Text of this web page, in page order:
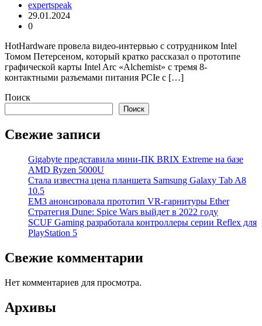
expertspeak
29.01.2024
0
HotHardware провела видео-интервью с сотрудником Intel
Томом Петерсеном, который кратко рассказал о прототипе
графической карты Intel Arc «Alchemist» с тремя 8-
контактными разъемами питания PCIe с […]
Поиск
Поиск
Свежие записи
Gigabyte представила мини-ПК BRIX Extreme на базе
AMD Ryzen 5000U
Стала известна цена планшета Samsung Galaxy Tab A8
10.5
EM3 анонсировала прототип VR-гарнитуры Ether
Стратегия Dune: Spice Wars выйдет в 2022 году
SCUF Gaming разработала контроллеры серии Reflex для
PlayStation 5
Свежие комментарии
Нет комментариев для просмотра.
Архивы